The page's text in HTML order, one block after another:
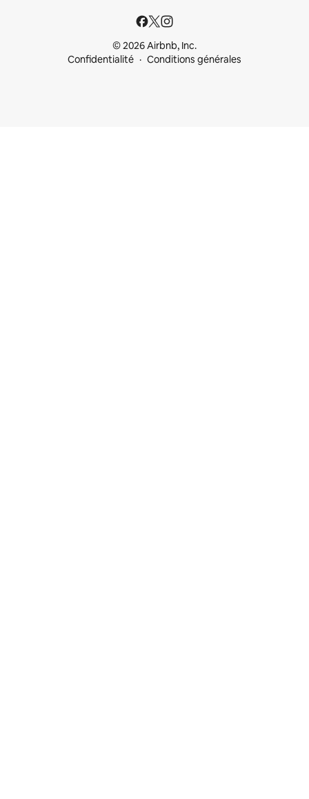
© 2026 Airbnb, Inc.
Confidentialité
Conditions générales